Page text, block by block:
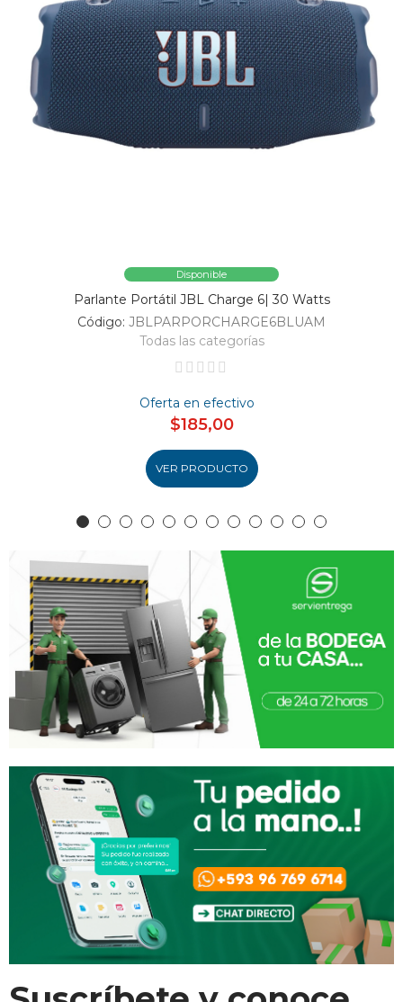
Disponible
Parlante Portátil JBL Charge 6| 30 Watts
Código: JBLPARPORCHARGE6BLUAM
Todas las categorías
Oferta en efectivo
$185,00
VER PRODUCTO